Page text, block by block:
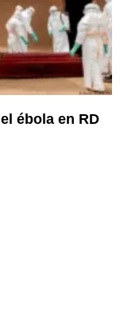
ébola en RD